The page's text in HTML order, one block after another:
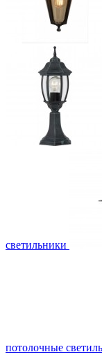
светильники
потолочные